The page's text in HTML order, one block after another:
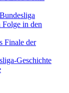
Folge in den
Finale der
Geschichte